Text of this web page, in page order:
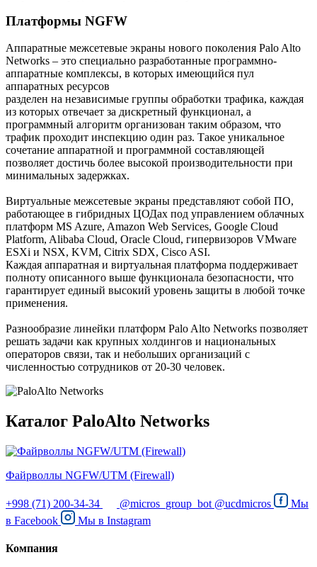
Платформы NGFW
Аппаратные межсетевые экраны нового поколения Palo Alto
Networks – это специально разработанные программно-
аппаратные комплексы, в которых имеющийся пул
аппаратных ресурсов
разделен на независимые группы обработки трафика, каждая
из которых отвечает за дискретный функционал, а
программный алгоритм организован таким образом, что
трафик проходит инспекцию один раз. Такое уникальное
сочетание аппаратной и программной составляющей
позволяет достичь более высокой производительности при
минимальных задержках.
Виртуальные межсетевые экраны представляют собой ПО,
работающее в гибридных ЦОДах под управлением облачных
платформ MS Azure, Amazon Web Services, Google Cloud
Platform, Alibaba Cloud, Oracle Cloud, гипервизоров VMware
ESXi и NSX, KVM, Citrix SDX, Cisco ASI.
Каждая аппаратная и виртуальная платформа поддерживает
полноту описанного выше функционала безопасности, что
гарантирует единый высокий уровень защиты в любой точке
применения.
Разнообразие линейки платформ Palo Alto Networks позволяет
решать задачи как крупных холдингов и национальных
операторов связи, так и небольших организаций с
численностью сотрудников от 20-30 человек.
Каталог PaloAlto Networks
Файрволлы NGFW/UTM (Firewall)
+998 (71) 200-34-34 @micros_group_bot @ucdmicros
Мы
в Facebook Мы в Instagram
Компания